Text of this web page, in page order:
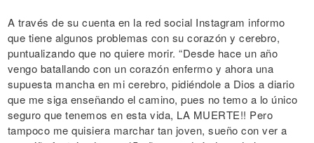
A través de su cuenta en la red social Instagram informo
que tiene algunos problemas con su corazón y cerebro,
puntualizando que no quiere morir. “Desde hace un año
vengo batallando con un corazón enfermo y ahora una
supuesta mancha en mi cerebro, pidiéndole a Dios a diario
que me siga enseñando el camino, pues no temo a lo único
seguro que tenemos en esta vida, LA MUERTE!! Pero
tampoco me quisiera marchar tan joven, sueño con ver a